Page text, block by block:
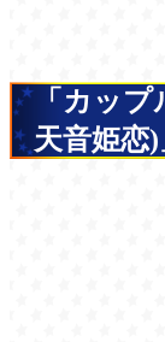
「カッ
天音姫恋